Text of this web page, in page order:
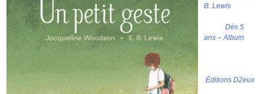
B. Lewis
Dès 5
ans – Album
Éditions D2eux